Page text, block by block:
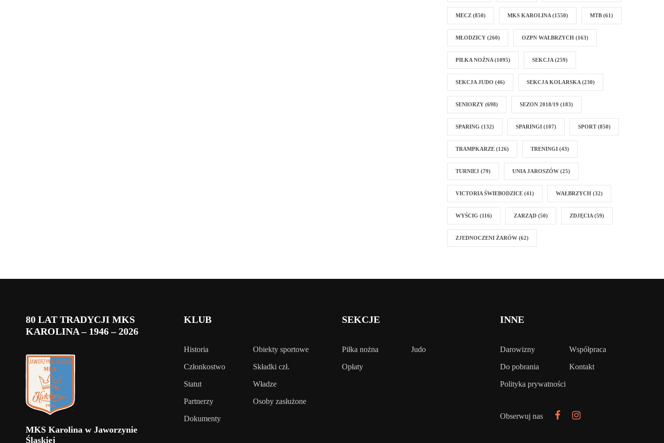
MECZ (850) MKS KAROLINA (1550) MTB (61)
MŁODZICY (260) OZPN WAŁBRZYCH (163)
PIŁKA NOŻNA (1095) SEKCJA (259)
SEKCJA JUDO (46) SEKCJA KOLARSKA (230)
SENIORZY (698) SEZON 2018/19 (183)
SPARING (132) SPARINGI (107) SPORT(850)
TRAMPKARZE (126) TRENINGI (43)
TURNIEJ (79) UNIA JAROSZÓW (25)
VICTORIA ŚWIEBODZICE (41) WAŁBRZYCH (32)
WYŚCIG (116) ZARZĄD (50) ZDJĘCIA (59)
ZJEDNOCZENI ŻARÓW (62)
80 LAT TRADYCJI MKS
KAROLINA – 1946 – 2026
MKS Karolina w Jaworzynie
Śląskiej
KLUB
Historia Obiekty sportowe
Członkostwo Składki czł.
Statut Władze
Partnerzy Osoby zasłużone
Dokumenty
SEKCJE
Piłka nożna Judo
Opłaty
INNE
Darowizny Współpraca
Do pobrania Kontakt
Polityka prywatności
Obserwuj nas